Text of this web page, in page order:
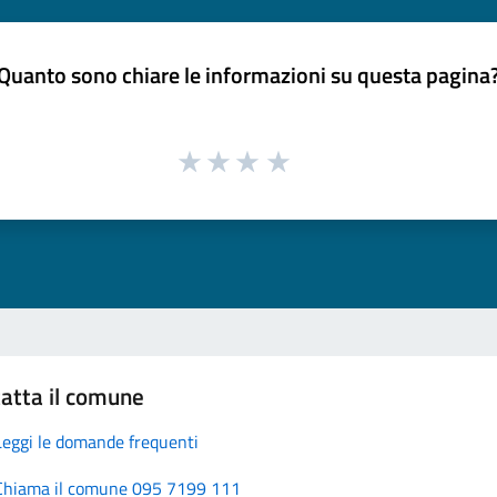
sono chiare le informazioni su questa
il comune
le domande frequenti
il comune 095 7199 111